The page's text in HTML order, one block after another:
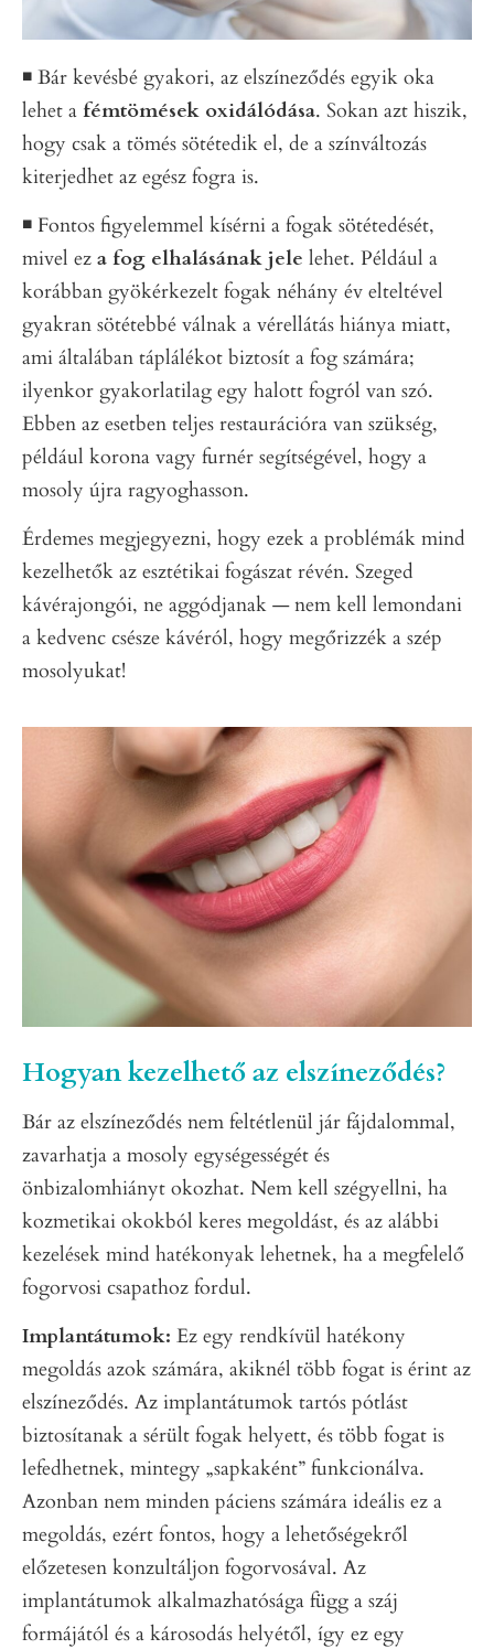
◾️ Bár kevésbé gyakori, az elszíneződés egyik oka
lehet a fémtömések oxidálódása. Sokan azt hiszik,
hogy csak a tömés sötétedik el, de a színváltozás
kiterjedhet az egész fogra is.
◾️ Fontos figyelemmel kísérni a fogak sötétedését,
mivel ez a fog elhalásának jele lehet. Például a
korábban gyökérkezelt fogak néhány év elteltével
gyakran sötétebbé válnak a vérellátás hiánya miatt,
ami általában táplálékot biztosít a fog számára;
ilyenkor gyakorlatilag egy halott fogról van szó.
Ebben az esetben teljes restaurációra van szükség,
például korona vagy furnér segítségével, hogy a
mosoly újra ragyoghasson.
Érdemes megjegyezni, hogy ezek a problémák mind
kezelhetők az esztétikai fogászat révén. Szeged
kávérajongói, ne aggódjanak — nem kell lemondani
a kedvenc csésze kávéról, hogy megőrizzék a szép
mosolyukat!
Hogyan kezelhető az elszíneződés?
Bár az elszíneződés nem feltétlenül jár fájdalommal,
zavarhatja a mosoly egységességét és
önbizalomhiányt okozhat. Nem kell szégyellni, ha
kozmetikai okokból keres megoldást, és az alábbi
kezelések mind hatékonyak lehetnek, ha a megfelelő
fogorvosi csapathoz fordul.
Implantátumok: Ez egy rendkívül hatékony
megoldás azok számára, akiknél több fogat is érint az
elszíneződés. Az implantátumok tartós pótlást
biztosítanak a sérült fogak helyett, és több fogat is
lefedhetnek, mintegy „sapkaként” funkcionálva.
Azonban nem minden páciens számára ideális ez a
megoldás, ezért fontos, hogy a lehetőségekről
előzetesen konzultáljon fogorvosával. Az
implantátumok alkalmazhatósága függ a száj
formájától és a károsodás helyétől, így ez egy